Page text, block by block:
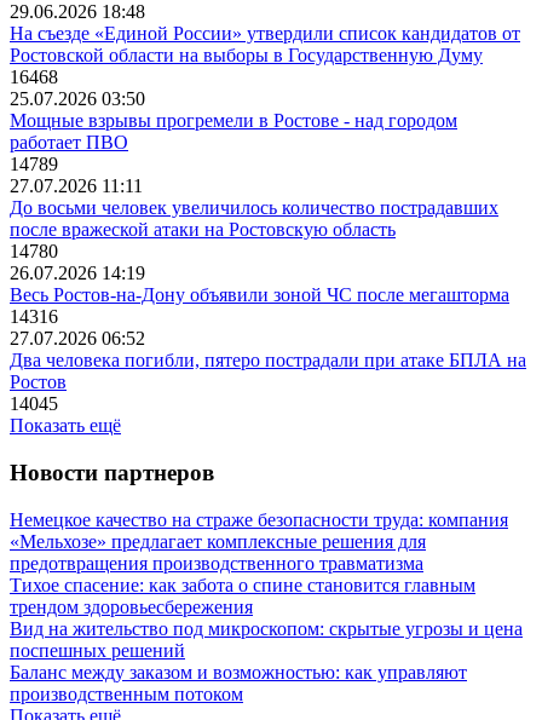
29.06.2026 18:48
На съезде «Единой России» утвердили список кандидатов от
Ростовской области на выборы в Государственную Думу
16468
25.07.2026 03:50
Мощные взрывы прогремели в Ростове - над городом
работает ПВО
14789
27.07.2026 11:11
До восьми человек увеличилось количество пострадавших
после вражеской атаки на Ростовскую область
14780
26.07.2026 14:19
Весь Ростов-на-Дону объявили зоной ЧС после мегашторма
14316
27.07.2026 06:52
Два человека погибли, пятеро пострадали при атаке БПЛА на
Ростов
14045
Показать ещё
Новости партнеров
Немецкое качество на страже безопасности труда: компания
«Мельхозе» предлагает комплексные решения для
предотвращения производственного травматизма
Тихое спасение: как забота о спине становится главным
трендом здоровьесбережения
Вид на жительство под микроскопом: скрытые угрозы и цена
поспешных решений
Баланс между заказом и возможностью: как управляют
производственным потоком
Показать ещё